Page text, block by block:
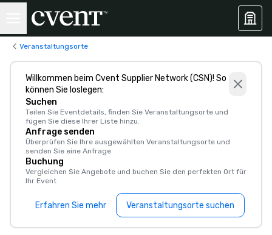
Veranstaltungsorte
Willkommen beim Cvent Supplier Network (CSN)! So
können Sie loslegen:
Suchen
Teilen Sie Eventdetails, finden Sie Veranstaltungsorte und
fügen Sie diese Ihrer Liste hinzu.
Anfrage senden
Überprüfen Sie Ihre ausgewählten Veranstaltungsorte und
senden Sie eine Anfrage
Buchung
Vergleichen Sie Angebote und buchen Sie den perfekten Ort für
Ihr Event
Erfahren Sie mehr Veranstaltungsorte suchen